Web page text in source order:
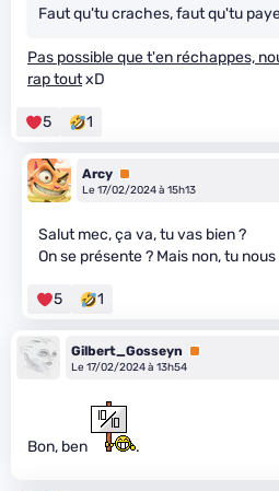
Faut qu'tu craches, faut qu'tu
Pas possible que t'en réchappes,
rap toutxD
5 1
Arcy Premium
Le 17/02/2024 à 15h13
Salut mec, ça va, tu vas bien ?
On se présente ? Mais non, tu
5 1
Gilbert_Gosseyn
Premium
Le 17/02/2024 à 13h54
Bon, ben .